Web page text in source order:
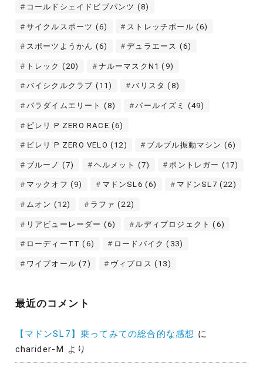
コールドシェイドビブパンツ (8)
サイクルスポーツ (6) ストレッチポール (6)
スポーツようかん (6) デュラエース (6)
トレック (20) ナルーマスクN1 (9)
バイシクルクラブ (11) バリスタ (8)
パラダイムエリート (8) パールイズミ (49)
ピレリ P ZERO RACE (6)
ピレリ P ZERO VELO (12) ブルブル振動マシン (6)
ブルーノ (7) ヘルメット (7) ボントレガー (17)
マックオフ (9) マドンSL6 (6) マドンSL7 (22)
ムオン (12) ラファ (22)
リアビューレーダー (6) ルディプロジェクト (6)
ローディーTT (6) ロードバイク (33)
ワイプオール (7) ヴィプロス (13)
最近のコメント
【マドンSL7】乗ってみての総合的な感想 に
charider-M より